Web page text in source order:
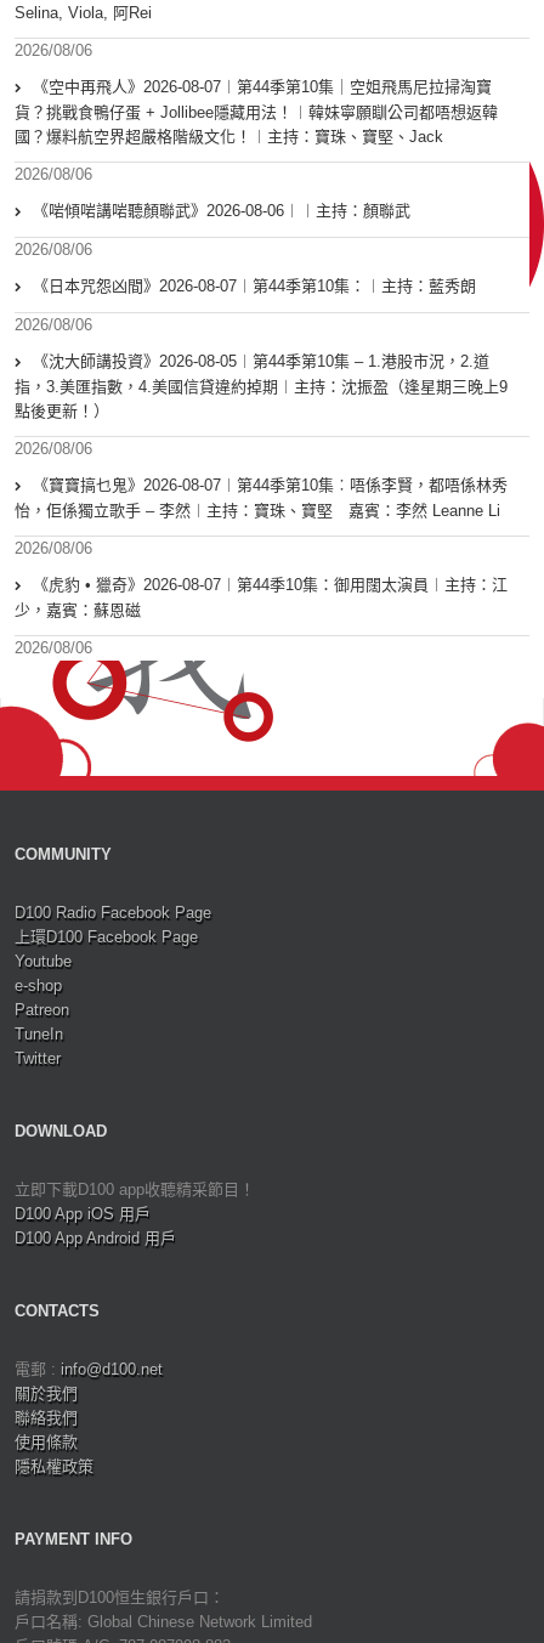
Selina, Viola, 阿Rei
2026/08/06
《空中再飛人》2026-08-07︱第44季第10集｜空姐飛馬尼拉掃淘寶
貨？挑戰食鴨仔蛋 + Jollibee隱藏用法！︱韓妹寧願瞓公司都唔想返韓
國？爆料航空界超嚴格階級文化！︱主持：寶珠、寶堅、Jack
2026/08/06
《啱傾啱講啱聽顏聯武》2026-08-06︱︱主持：顏聯武
2026/08/06
《日本咒怨凶間》2026-08-07︱第44季第10集：︱主持：藍秀朗
2026/08/06
《沈大師講投資》2026-08-05︱第44季第10集 – 1.港股市況，2.道
指，3.美匯指數，4.美國信貸違約掉期︱主持：沈振盈（逢星期三晚上9
點後更新！）
2026/08/06
《寶寶搞乜鬼》2026-08-07︱第44季第10集︰唔係李賢，都唔係林秀
怡，佢係獨立歌手 – 李然︱主持：寶珠、寶堅 嘉賓：李然 Leanne Li
2026/08/06
《虎豹 • 獵奇》2026-08-07︱第44季10集：御用闊太演員︱主持：江
少，嘉賓：蘇恩磁
2026/08/06
COMMUNITY
D100 Radio Facebook Page
上環D100 Facebook Page
Youtube
e-shop
Patreon
TuneIn
Twitter
DOWNLOAD
立即下載D100 app收聽精采節目！
D100 App iOS 用戶
D100 App Android 用戶
CONTACTS
電郵 : info@d100.net
關於我們
聯絡我們
使用條款
隱私權政策
PAYMENT INFO
請捐款到D100恒生銀行戶口：
戶口名稱: Global Chinese Network Limited